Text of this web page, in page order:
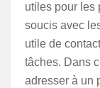
utiles pour les
soucis avec
utile de
tâches. Dans
adresser à un